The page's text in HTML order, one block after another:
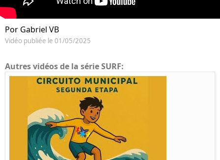
Por Gabriel VB
Vidéo publiée le 01/05/2025
Autres vidéos de la série SURF: